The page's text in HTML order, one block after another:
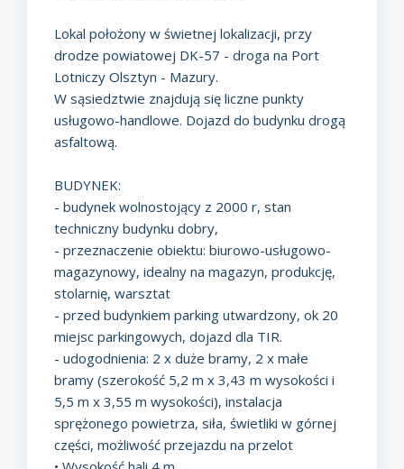
Lokal położony w świetnej lokalizacji, przy
drodze powiatowej DK-57 - droga na Port
Lotniczy Olsztyn - Mazury.
W sąsiedztwie znajdują się liczne punkty
usługowo-handlowe. Dojazd do budynku drogą
asfaltową.
BUDYNEK:
- budynek wolnostojący z 2000 r, stan
techniczny budynku dobry,
- przeznaczenie obiektu: biurowo-usługowo-
magazynowy, idealny na magazyn, produkcję,
stolarnię, warsztat
- przed budynkiem parking utwardzony, ok 20
miejsc parkingowych, dojazd dla TIR.
- udogodnienia: 2 x duże bramy, 2 x małe
bramy (szerokość 5,2 m x 3,43 m wysokości i
5,5 m x 3,55 m wysokości), instalacja
sprężonego powietrza, siła, świetliki w górnej
części, możliwość przejazdu na przelot